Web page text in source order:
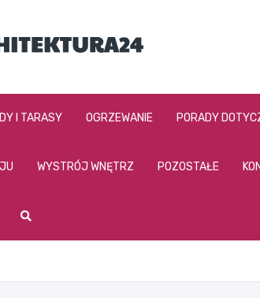
I TARASY OGRZEWANIE PORADY
WYSTRÓJ WNĘTRZ POZOSTAŁE